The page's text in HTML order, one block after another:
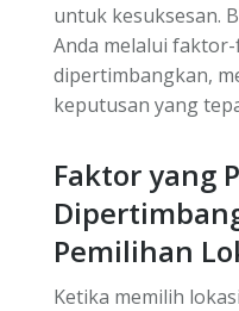
untuk kesuksesan.
Anda melalui
dipertimbangkan,
keputusan yang
Faktor yang
Pemilihan
Ketika memilih